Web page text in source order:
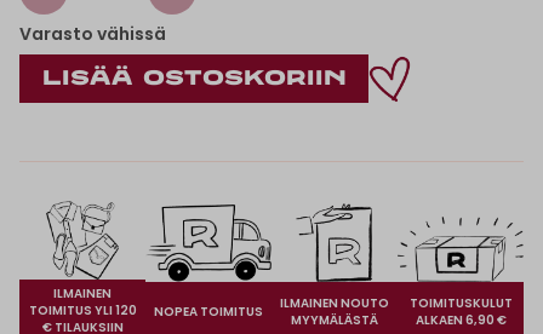
Varasto vähissä
ILMAINEN
TOIMITUS YLI 120
€ TILAUKSIIN
NOPEA TOIMITUS
ILMAINEN NOUTO
MYYMÄLÄSTÄ
TOIMITUSKULUT
ALKAEN 6,90 €